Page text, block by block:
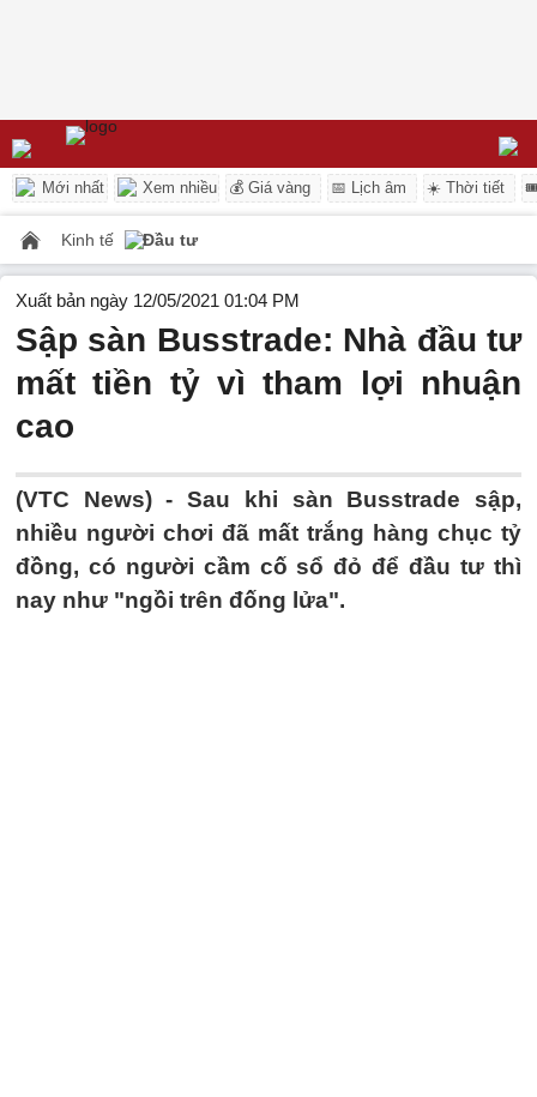
Mới nhất Xem nhiều 💰 Giá vàng 📅 Lịch âm ☀️ Thời tiết
Kinh tế Đầu tư
Xuất bản ngày 12/05/2021 01:04 PM
Sập sàn Busstrade: Nhà đầu tư
mất tiền tỷ vì tham lợi nhuận
cao
(VTC News) -Sau khi sàn Busstrade sập,
nhiều người chơi đã mất trắng hàng chục tỷ
đồng, có người cầm cố sổ đỏ để đầu tư thì
nay như "ngồi trên đống lửa".